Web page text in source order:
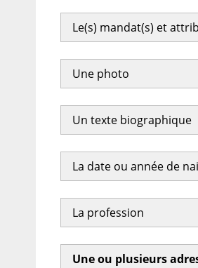
Le(s) mandat(s) et
Une photo
Un texte biographique
La date ou année de
La profession
Une ou plusieurs